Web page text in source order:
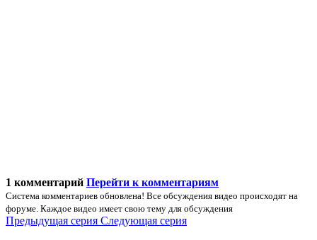
1 комментарий Перейти к комментариям
Система комментариев обновлена! Все обсуждения видео происходят на
форуме. Каждое видео имеет свою тему для обсуждения
Предыдущая серия Следующая серия